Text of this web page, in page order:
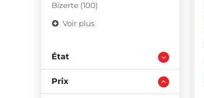
Bizerte (100)
Voir plus
État
Prix